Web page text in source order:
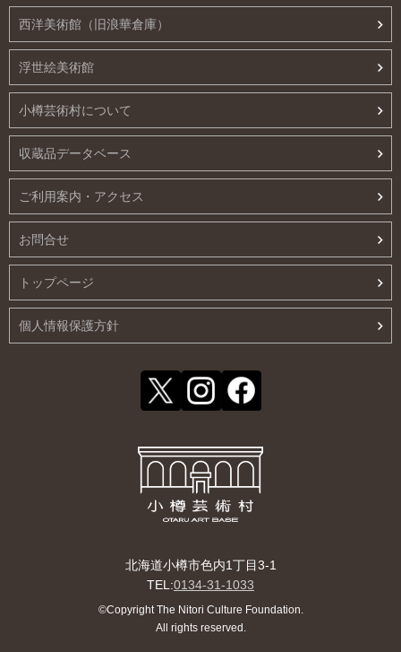
西洋美術館（旧浪華倉庫）
浮世絵美術館
小樽芸術村について
収蔵品データベース
ご利用案内・アクセス
お問合せ
トップページ
個人情報保護方針
北海道小樽市色内1丁目3-1
TEL:0134-31-1033
©Copyright The Nitori Culture Foundation.
All rights reserved.